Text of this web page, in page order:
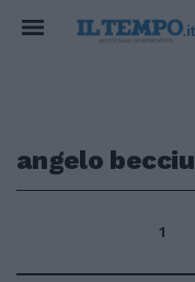
angelo becciu
1